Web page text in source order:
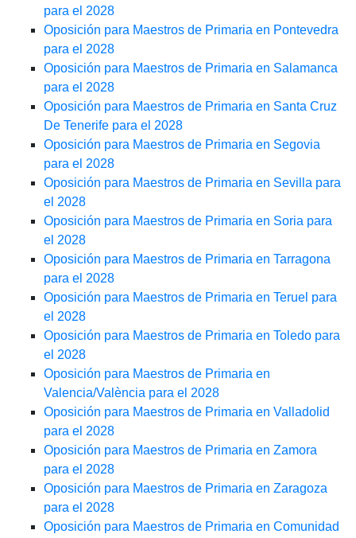
para el 2028
Oposición para Maestros de Primaria en Pontevedra
para el 2028
Oposición para Maestros de Primaria en Salamanca
para el 2028
Oposición para Maestros de Primaria en Santa Cruz
De Tenerife para el 2028
Oposición para Maestros de Primaria en Segovia
para el 2028
Oposición para Maestros de Primaria en Sevilla para
el 2028
Oposición para Maestros de Primaria en Soria para
el 2028
Oposición para Maestros de Primaria en Tarragona
para el 2028
Oposición para Maestros de Primaria en Teruel para
el 2028
Oposición para Maestros de Primaria en Toledo para
el 2028
Oposición para Maestros de Primaria en
Valencia/València para el 2028
Oposición para Maestros de Primaria en Valladolid
para el 2028
Oposición para Maestros de Primaria en Zamora
para el 2028
Oposición para Maestros de Primaria en Zaragoza
para el 2028
Oposición para Maestros de Primaria en Comunidad